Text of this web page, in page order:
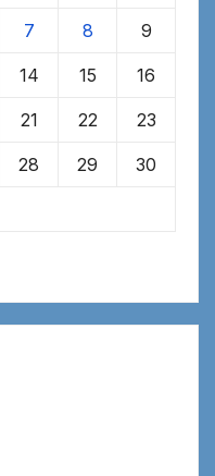
7 8 9
14 15 16
21 22 23
28 29 30